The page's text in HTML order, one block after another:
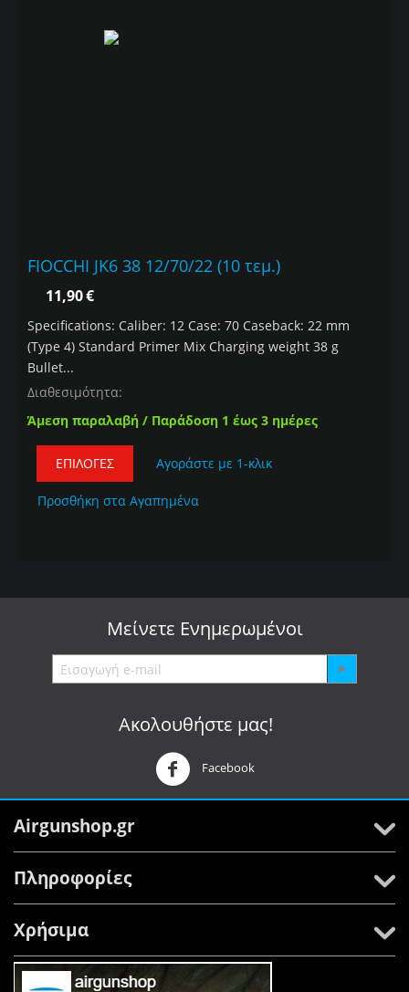
FIOCCHI JK6 38 12/70/22 (10 τεμ.)
11,90€
Specifications: Caliber: 12 Case: 70 Caseback: 22 mm
(Type 4) Standard Primer Mix Charging weight 38 g
Bullet...
Διαθεσιμότητα:
Άμεση παραλαβή / Παράδοση 1 έως 3 ημέρες
ΕΠΙΛΟΓΈΣ Αγοράστε με 1-κλικ
Προσθήκη στα Αγαπημένα
Μείνετε Ενημερωμένοι
Ακολουθήστε μας!
Facebook
Airgunshop.gr
Πληροφορίες
Χρήσιμα